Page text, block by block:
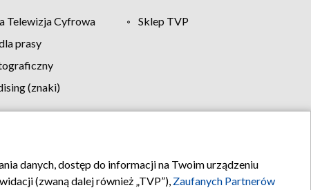
Telewizja Cyfrowa
Sklep TVP
prasy
(znaki)
Kontakt
danych, dostęp do informacji na Twoim urządzeniu
(zwaną dalej również „TVP”), Zaufanych Partnerów